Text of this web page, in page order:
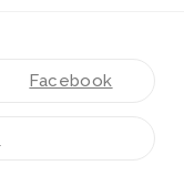
Facebook